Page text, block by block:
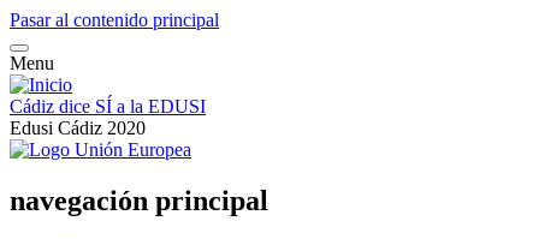
Pasar al contenido principal
Menu
Cádiz dice SÍ a la EDUSI
Edusi Cádiz 2020
navegación principal